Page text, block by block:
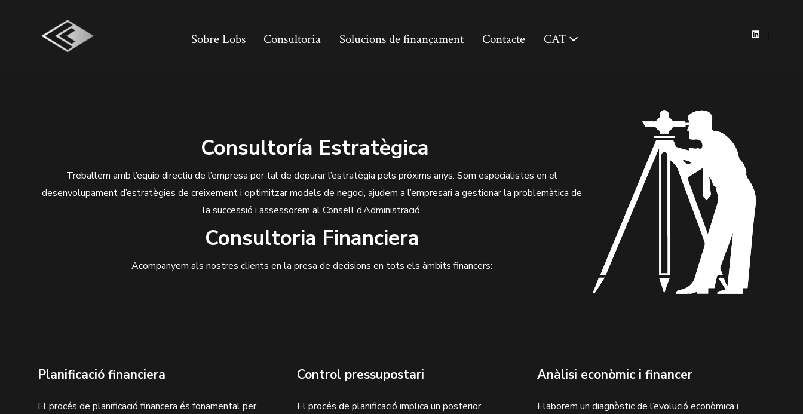
Open
Sobre Lobs Consultoria Solucions de finançament Contacte CAT
Consultoría Estratègica
Treballem amb l’equip directiu de l’empresa per tal de depurar l’estratègia pels próxims anys. Som especialistes en el
desenvolupament d’estratègies de creixement i optimitzar models de negoci, ajudem a l’empresari a gestionar la problemàtica de
la successió i assessorem al Consell d’Administració.
Consultoria Financiera
Acompanyem als nostres clients en la presa de decisions en tots els àmbits financers:
Planificació financiera
El procés de planificació financera és fonamental per
Control pressupostari
El procés de planificació implica un posterior
Anàlisi econòmic i financer
Elaborem un diagnòstic de l’evolució econòmica i